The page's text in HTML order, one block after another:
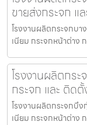
ขายส่งกระจก
โรงงานผลิตกระจกบา
เนียม กระจกหน้าต่าง
โรงงานผลิตกร
กระจก และ ติด
โรงงานผลิตกระจกบึง
เนียม กระจกหน้าต่าง